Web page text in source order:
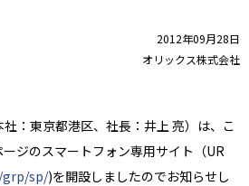
2012年09月28日
オリックス株式会社
：東京都港区、社長：井上 亮）は、こ
ジのスマートフォン専用サイト（UR
grp/sp/)を開設しましたのでお知らせし